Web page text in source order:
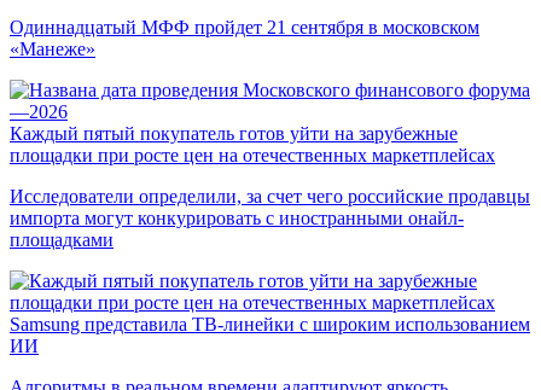
Одиннадцатый МФФ пройдет 21 сентября в московском
«Манеже»
Каждый пятый покупатель готов уйти на зарубежные
площадки при росте цен на отечественных маркетплейсах
Исследователи определили, за счет чего российские продавцы
импорта могут конкурировать с иностранными онайл-
площадками
Samsung представила ТВ-линейки с широким использованием
ИИ